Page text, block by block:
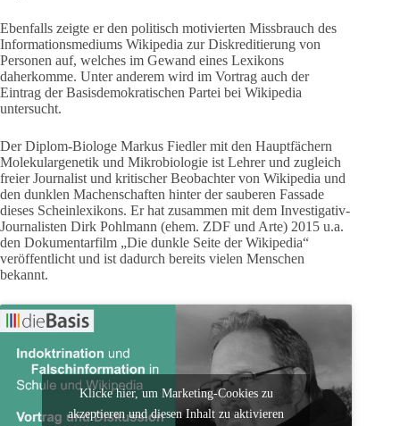
Ebenfalls zeigte er den politisch motivierten Missbrauch des
Informationsmediums Wikipedia zur Diskreditierung von
Personen auf, welches im Gewand eines Lexikons
daherkomme. Unter anderem wird im Vortrag auch der
Eintrag der Basisdemokratischen Partei bei Wikipedia
untersucht.
Der Diplom-Biologe Markus Fiedler mit den Hauptfächern
Molekulargenetik und Mikrobiologie ist Lehrer und zugleich
freier Journalist und kritischer Beobachter von Wikipedia und
den dunklen Machenschaften hinter der sauberen Fassade
dieses Scheinlexikons. Er hat zusammen mit dem Investigativ-
Journalisten Dirk Pohlmann (ehem. ZDF und Arte) 2015 u.a.
den Dokumentarfilm „Die dunkle Seite der Wikipedia“
veröffentlicht und ist dadurch bereits vielen Menschen
bekannt.
Klicke hier, um Marketing-Cookies zu
akzeptieren und diesen Inhalt zu aktivieren